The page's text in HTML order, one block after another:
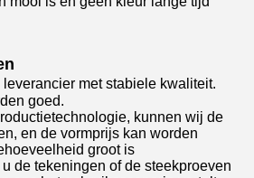
met stabiele kwaliteit.
goed.
kunnen wij de
en de vormprijs kan worden
groot is
de tekeningen of de steekproeven